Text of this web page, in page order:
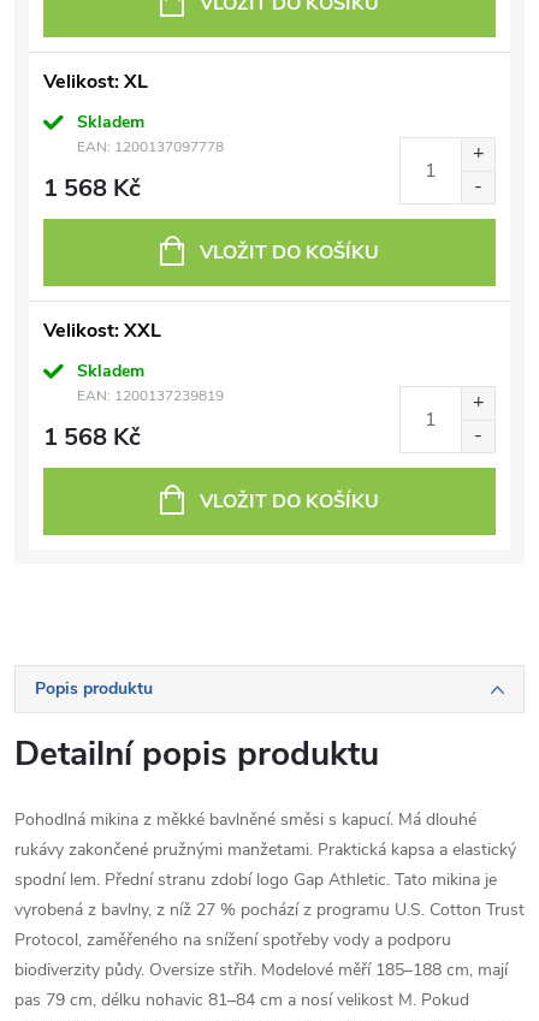
Velikost: XL
Skladem
EAN: 1200137097778
1 568 Kč
VLOŽIT DO KOŠÍKU
Velikost: XXL
Skladem
EAN: 1200137239819
1 568 Kč
VLOŽIT DO KOŠÍKU
Popis produktu
Detailní popis produktu
Pohodlná mikina z měkké bavlněné směsi s kapucí. Má dlouhé
rukávy zakončené pružnými manžetami. Praktická kapsa a elastický
spodní lem. Přední stranu zdobí logo Gap Athletic. Tato mikina je
vyrobená z bavlny, z níž 27 % pochází z programu U.S. Cotton Trust
Protocol, zaměřeného na snížení spotřeby vody a podporu
biodiverzity půdy. Oversize střih. Modelové měří 185–188 cm, mají
pas 79 cm, délku nohavic 81–84 cm a nosí velikost M. Pokud